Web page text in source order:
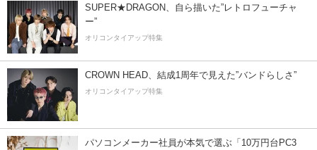
SUPER★DRAGON、自ら描いた”レトロフューチャ
ー”
オリコンタイアップ特集
CROWN HEAD、結成1周年で見えた”バンドらしさ”
オリコンタイアップ特集
パソコンメーカー社員が本気で選ぶ「10万円台PC3